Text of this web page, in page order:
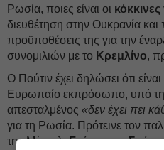
Ρωσία, ποιες είναι οι
διευθέτηση στην Ουκρανία και
προϋποθέσεις της για την
συνομιλιών με το Κρεμλίνο,
Ο Πούτιν έχει δηλώσει ότι
Ευρωπαίο εκπρόσωπο, υπό
απεσταλμένος «δεν έχει πει
για τη Ρωσία. Πρότεινε τον
της Μέρκελ,Γκέρχαρντ